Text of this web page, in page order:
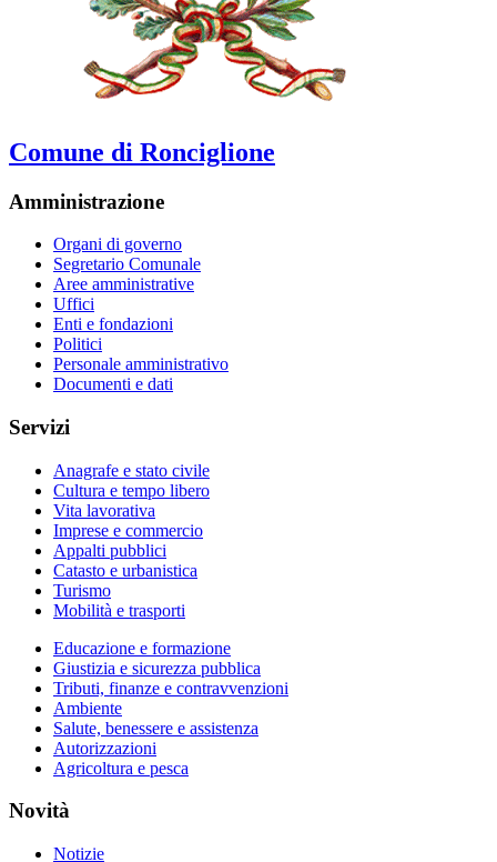
Comune di Ronciglione
Amministrazione
Organi di governo
Segretario Comunale
Aree amministrative
Uffici
Enti e fondazioni
Politici
Personale amministrativo
Documenti e dati
Servizi
Anagrafe e stato civile
Cultura e tempo libero
Vita lavorativa
Imprese e commercio
Appalti pubblici
Catasto e urbanistica
Turismo
Mobilità e trasporti
Educazione e formazione
Giustizia e sicurezza pubblica
Tributi, finanze e contravvenzioni
Ambiente
Salute, benessere e assistenza
Autorizzazioni
Agricoltura e pesca
Novità
Notizie